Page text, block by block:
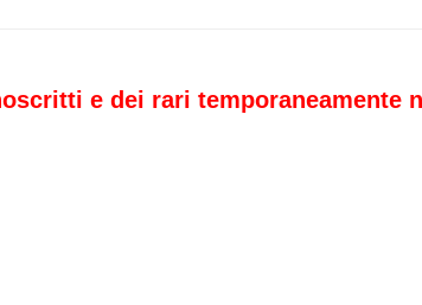
e dei rari temporaneamente